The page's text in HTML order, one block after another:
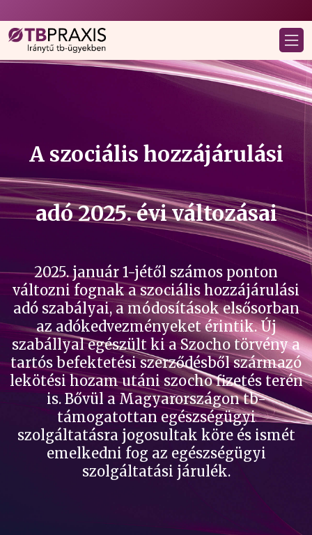
A szociális hozzájárulási
adó 2025. évi változásai
2025. január 1-jétől számos ponton
változni fognak a szociális hozzájárulási
adó szabályai, a módosítások elsősorban
az adókedvezményeket érintik. Új
szabállyal egészült ki a Szocho törvény a
tartós befektetési szerződésből származó
lekötési hozam utáni szocho fizetés terén
is. Bővül a Magyarországon tb-
támogatottan egészségügyi
szolgáltatásra jogosultak köre és ismét
emelkedni fog az egészségügyi
szolgáltatási járulék.